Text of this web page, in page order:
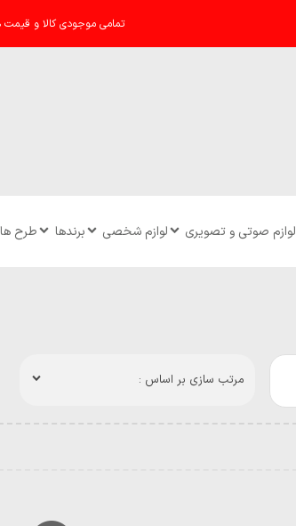
تمامی موجودی کالا و قیمت
لوازم صوتی و تصویری لوازم شخصی برندها طرح
مرتب سازی بر اساس :